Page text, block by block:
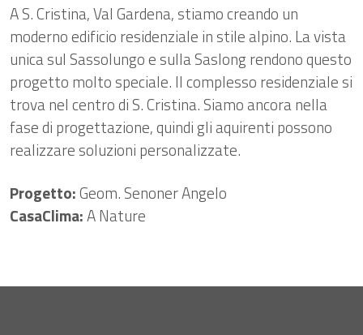
A S. Cristina, Val Gardena, stiamo creando un
moderno edificio residenziale in stile alpino. La vista
unica sul Sassolungo e sulla Saslong rendono questo
progetto molto speciale. Il complesso residenziale si
trova nel centro di S. Cristina. Siamo ancora nella
fase di progettazione, quindi gli aquirenti possono
realizzare soluzioni personalizzate.
Progetto:Geom. Senoner Angelo
CasaClima:A Nature